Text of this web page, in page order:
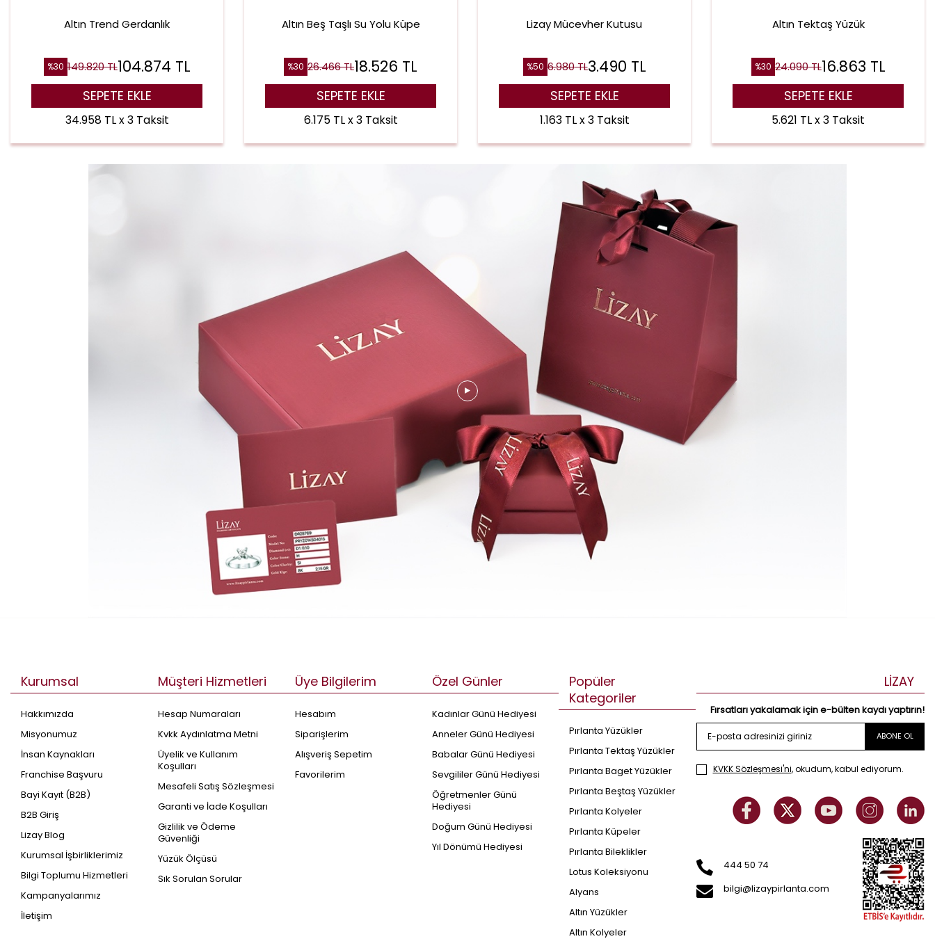
Altın Trend Gerdanlık
%30 149.820TL104.874 TL
SEPETE EKLE
34.958 TL x 3 Taksit
Altın Beş Taşlı Su Yolu Küpe
%30 26.466TL18.526 TL
SEPETE EKLE
6.175 TL x 3 Taksit
Lizay Mücevher Kutusu
%50 6.980TL3.490 TL
SEPETE EKLE
1.163 TL x 3 Taksit
Altın Tektaş Yüzük
%30 24.090TL16.863 TL
SEPETE EKLE
5.621 TL x 3 Taksit
Kurumsal
Hakkımızda
Misyonumuz
İnsan Kaynakları
Franchise Başvuru
Bayi Kayıt (B2B)
B2B Giriş
Lizay Blog
Kurumsal İşbirliklerimiz
Bilgi Toplumu Hizmetleri
Kampanyalarımız
İletişim
Müşteri Hizmetleri
Hesap Numaraları
Kvkk Aydınlatma Metni
Üyelik ve Kullanım
Koşulları
Mesafeli Satış Sözleşmesi
Garanti ve İade Koşulları
Gizlilik ve Ödeme
Güvenliği
Yüzük Ölçüsü
Sık Sorulan Sorular
Üye Bilgilerim
Hesabım
Siparişlerim
Alışveriş Sepetim
Favorilerim
Özel Günler
Kadınlar Günü Hediyesi
Anneler Günü Hediyesi
Babalar Günü Hediyesi
Sevgililer Günü Hediyesi
Öğretmenler Günü
Hediyesi
Doğum Günü Hediyesi
Yıl Dönümü Hediyesi
Popüler
Kategoriler
Pırlanta Yüzükler
Pırlanta Tektaş Yüzükler
Pırlanta Baget Yüzükler
Pırlanta Beştaş Yüzükler
Pırlanta Kolyeler
Pırlanta Küpeler
Pırlanta Bileklikler
Lotus Koleksiyonu
Alyans
Altın Yüzükler
Altın Kolyeler
LİZAY
Fırsatları yakalamak için e-bülten kaydı yaptırın!
ABONE OL
KVKK Sözleşmesi'ni, okudum, kabul ediyorum.
444 50 74
bilgi@lizaypirlanta.com